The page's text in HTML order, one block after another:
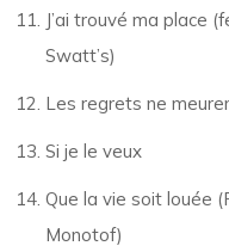
J’ai trouvé ma place
Swatt’s)
Les regrets ne
Si je le veux
Que la vie soit louée
Monotof)